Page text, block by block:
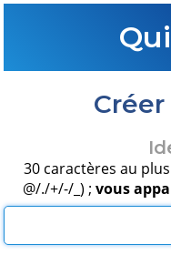
30 caractères au
@/./+/-/_) ; vous